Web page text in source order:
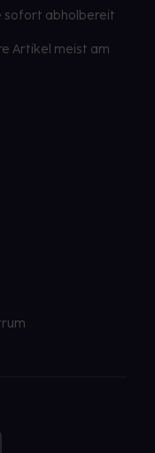
sofort abholbereit
Artikel meist am